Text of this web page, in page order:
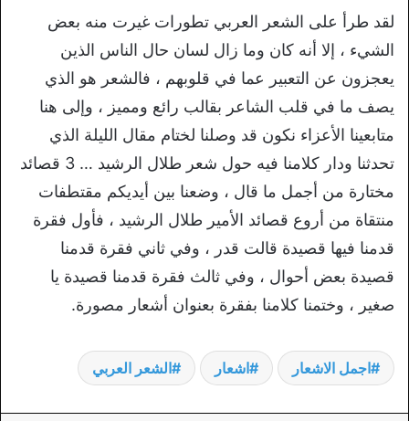
لقد طرأ على الشعر العربي تطورات غيرت منه بعض
الشيء ، إلا أنه كان وما زال لسان حال الناس الذين
يعجزون عن التعبير عما في قلوبهم ، فالشعر هو الذي
يصف ما في قلب الشاعر بقالب رائع ومميز ، وإلى هنا
متابعينا الأعزاء نكون قد وصلنا لختام مقال الليلة الذي
تحدثنا ودار كلامنا فيه حول شعر طلال الرشيد … 3 قصائد
مختارة من أجمل ما قال ، وضعنا بين أيديكم مقتطفات
منتقاة من أروع قصائد الأمير طلال الرشيد ، فأول فقرة
قدمنا فيها قصيدة قالت قدر ، وفي ثاني فقرة قدمنا
قصيدة بعض أحوال ، وفي ثالث فقرة قدمنا قصيدة يا
صغير ، وختمنا كلامنا بفقرة بعنوان أشعار مصورة.
اجمل الاشعار اشعار الشعر العربي